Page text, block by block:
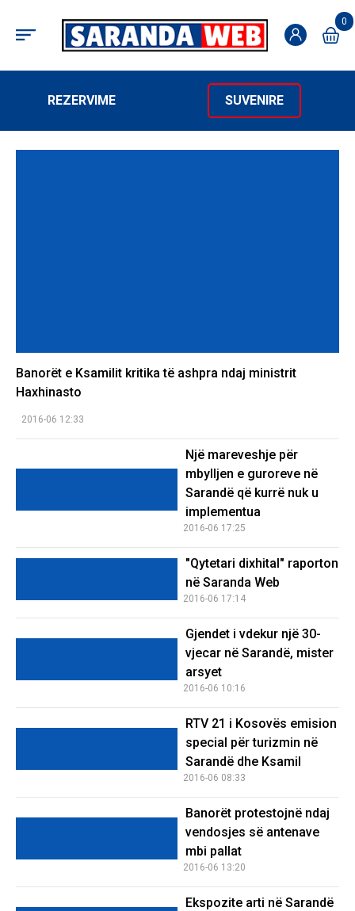
0
REZERVIME SUVENIRE
Banorët e Ksamilit kritika të ashpra ndaj ministrit
Haxhinasto
2016-06 12:33
Një mareveshje për
mbylljen e guroreve në
Sarandë që kurrë nuk u
implementua
2016-06 17:25
"Qytetari dixhital" raporton
në Saranda Web
2016-06 17:14
Gjendet i vdekur një 30-
vjecar në Sarandë, mister
arsyet
2016-06 10:16
RTV 21 i Kosovës emision
special për turizmin në
Sarandë dhe Ksamil
2016-06 08:33
Banorët protestojnë ndaj
vendosjes së antenave
mbi pallat
2016-06 13:20
Ekspozite arti në Sarandë